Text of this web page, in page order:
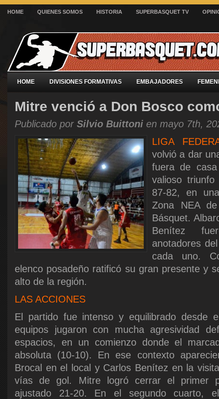
HOME QUIENES SOMOS HISTORIA SUPERBASQUET TV
HOME DIVISIONES FORMATIVAS EMBAJADORES
Mitre venció a Don Bosco
Publicado por Silvio Buittoni en mayo 7th,
LIGA
volvió a dar
fuera de
valioso
87-82, en
Zona NEA
Básquet.
Benítez
anotadores
cada uno.
elenco posadeño ratificó su gran presente y
alto de la región.
LAS ACCIONES
El partido fue intenso y equilibrado desde
equipos jugaron con mucha agresividad
espacios, en un comienzo donde el
absoluta (10-10). En ese contexto
Brocal en el local y Carlos Benítez en la
vías de gol. Mitre logró cerrar el primer
ajustado 21-20. En el segundo cuarto,